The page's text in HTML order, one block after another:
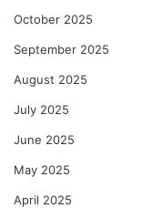
October 2025
September 2025
August 2025
July 2025
June 2025
May 2025
April 2025